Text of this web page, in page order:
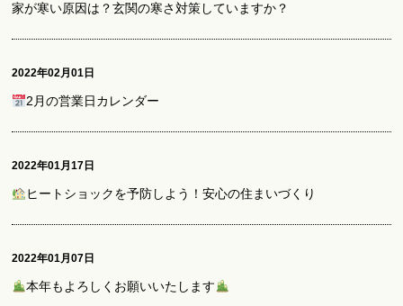
家が寒い原因は？玄関の寒さ対策していますか？
2022年02月01日
2月の営業日カレンダー
2022年01月17日
ヒートショックを予防しよう！安心の住まいづくり
2022年01月07日
本年もよろしくお願いいたします